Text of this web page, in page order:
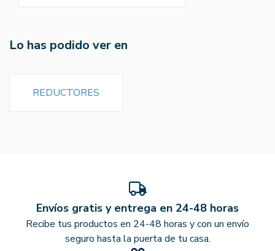
Lo has podido ver en
REDUCTORES
Envíos gratis y entrega en 24-48 horas
Recibe tus productos en 24-48 horas y con un envío
seguro hasta la puerta de tu casa.